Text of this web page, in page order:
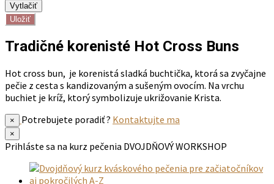
Uložiť
Tradičné korenisté Hot Cross Buns
Hot cross bun, je korenistá sladká buchtička, ktorá sa zvyčajne
pečie z cesta s kandizovaným a sušeným ovocím. Na vrchu
buchiet je kríž, ktorý symbolizuje ukrižovanie Krista.
× Potrebujete poradiť ? Kontaktujte ma
×
Prihláste sa na kurz pečenia DVOJDŇOVÝ WORKSHOP